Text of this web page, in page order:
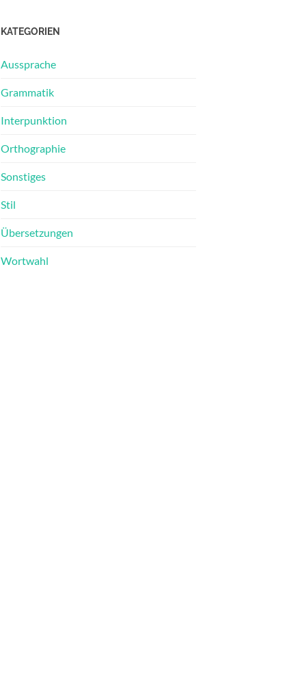
KATEGORIEN
Aussprache
Grammatik
Interpunktion
Orthographie
Sonstiges
Stil
Übersetzungen
Wortwahl